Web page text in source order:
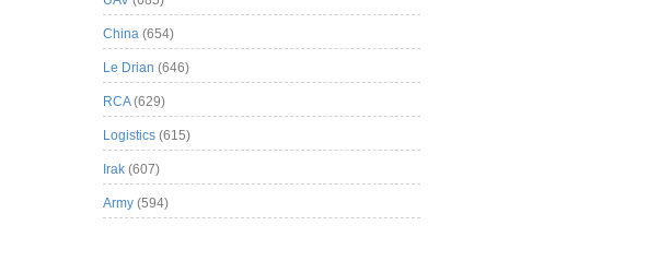
China (654)
Le Drian (646)
RCA(629)
Logistics (615)
Irak (607)
Army (594)